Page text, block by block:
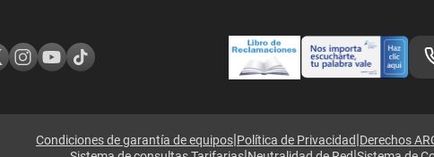
Condiciones de garantía de equipos|Política de Privacidad|Derechos